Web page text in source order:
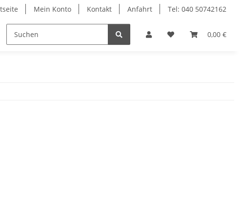
Mein Konto Kontakt Anfahrt Tel: 040 50742162
0,00 €